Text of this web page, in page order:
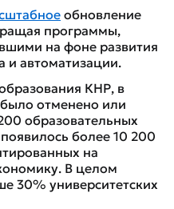
обновление
программы,
на фоне развития
и автоматизации.
КНР, в
отменено или
образовательных
более 10 200
на
В целом
30% университетских